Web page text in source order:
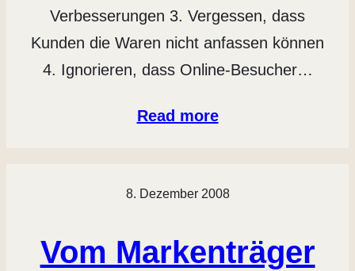
Verbesserungen 3. Vergessen, dass
Kunden die Waren nicht anfassen können
4. Ignorieren, dass Online-Besucher…
Read more
8. Dezember 2008
Vom Markenträger